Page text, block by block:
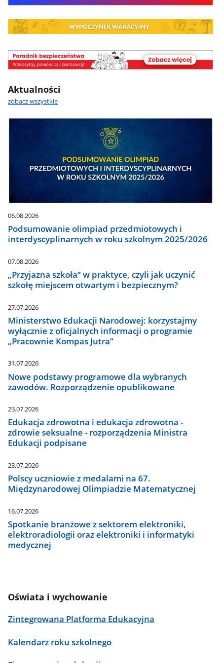
poradnik
bezpieczeństwa
Aktualności
zobacz wszystkie
06.08.2026
Podsumowanie olimpiad przedmiotowych i
interdyscyplinarnych w roku szkolnym 2025/2026
07.08.2026
„Przyjazna szkoła” w praktyce, czyli jak uczynić
szkołę miejscem otwartym i bezpiecznym?
27.07.2026
Ministerstwo Edukacji Narodowej: korzystajmy
wyłącznie z oficjalnych informacji o programie
„Pracownie Kompas Jutra”
31.07.2026
Nowe podstawy programowe dla wybranych
zawodów. Rozporządzenie opublikowane
23.07.2026
Edukacja zdrowotna i edukacja zdrowotna -
zdrowie seksualne - rozporządzenia Ministra
Edukacji podpisane
23.07.2026
Polscy uczniowie z medalami na 67.
Międzynarodowej Olimpiadzie Matematycznej
16.07.2026
Spotkanie branżowe z sektorem elektroniki,
elektroradiologii oraz elektroniki i informatyki
medycznej
Oświata i wychowanie
Zintegrowana Platforma Edukacyjna
Kalendarz roku szkolnego